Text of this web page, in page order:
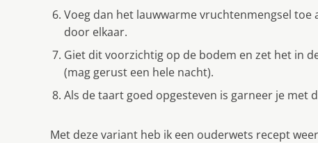
Voeg dan het lauwwarme vruchtenmengsel
door elkaar.
Giet dit voorzichtig op de bodem en zet het in
(mag gerust een hele nacht).
Als de taart goed opgesteven is garneer je met
Met deze variant heb ik een ouderwets recept